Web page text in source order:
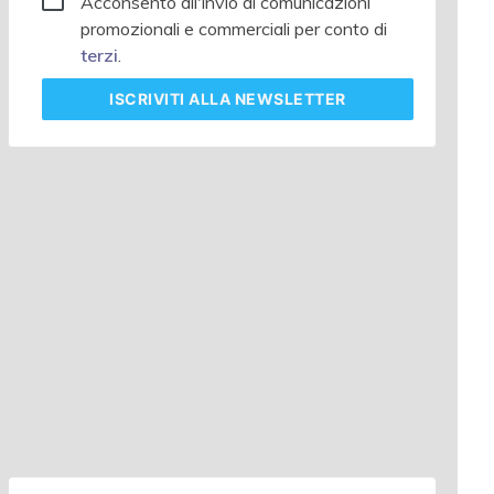
promozionali e commerciali per conto di
terzi.
ISCRIVITIALLA NEWSLETTER